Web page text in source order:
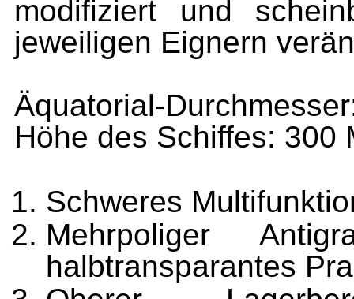
modifiziert und
jeweiligen Eignern
Äquatorial-
Höhe des Schiffes: 300
Schweres
Mehrpoliger
halbtransparantes